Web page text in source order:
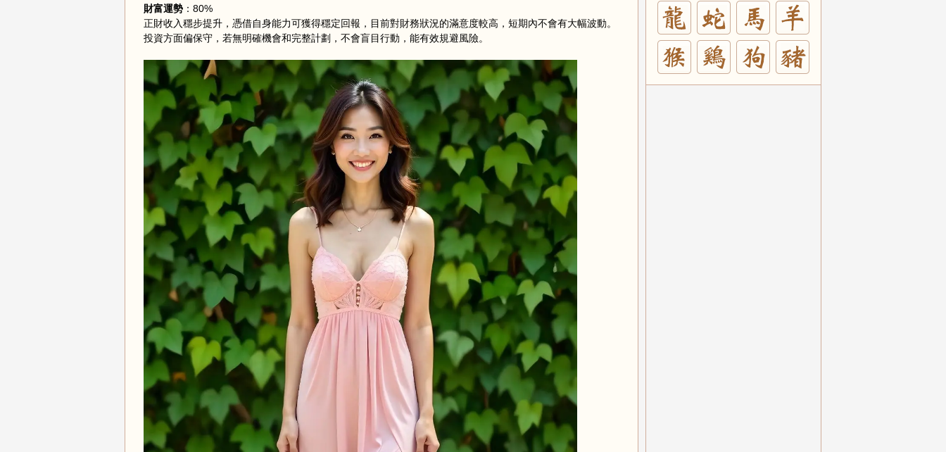
財富運勢 ：80%
正財收入穩步提升，憑借自身能力可獲得穩定回報，目前對財務狀況的滿意度較高，短期內不會有大幅波動。
投資方面偏保守，若無明確機會和完整計劃，不會盲目行動，能有效規避風險。